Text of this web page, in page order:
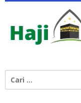
untuk: